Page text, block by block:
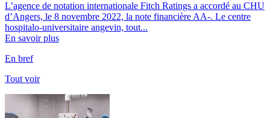
L’agence de notation internationale Fitch Ratings a accordé au CHU
d’Angers, le 8 novembre 2022, la note financière AA-. Le centre
hospitalo-universitaire angevin, tout...
En savoir plus
En bref
Tout voir